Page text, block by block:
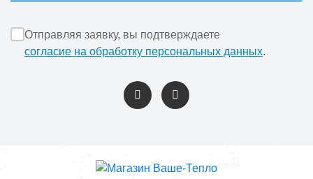
Отправляя заявку, вы подтверждаете
согласие на обработку персональных данных.